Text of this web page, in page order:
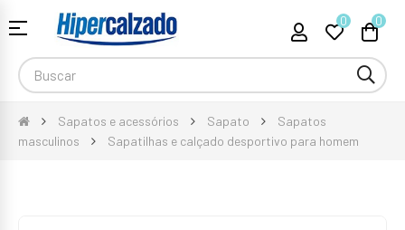
Toggle
navigation
☰ 0 0
Sapatos e acessórios Sapato
Sapatos
masculinos
Sapatilhas e calçado desportivo para homem